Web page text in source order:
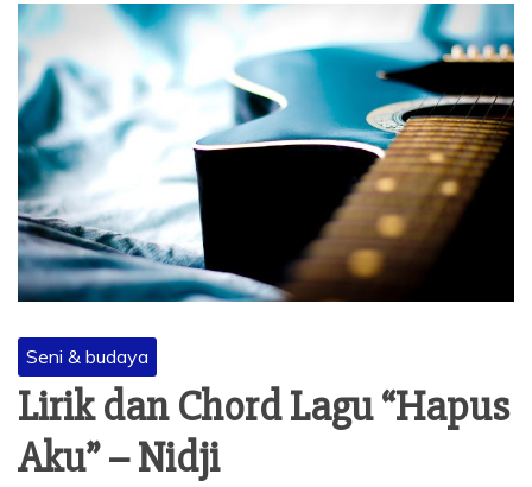
Seni & budaya
Lirik dan Chord Lagu “Hapus
Aku” – Nidji